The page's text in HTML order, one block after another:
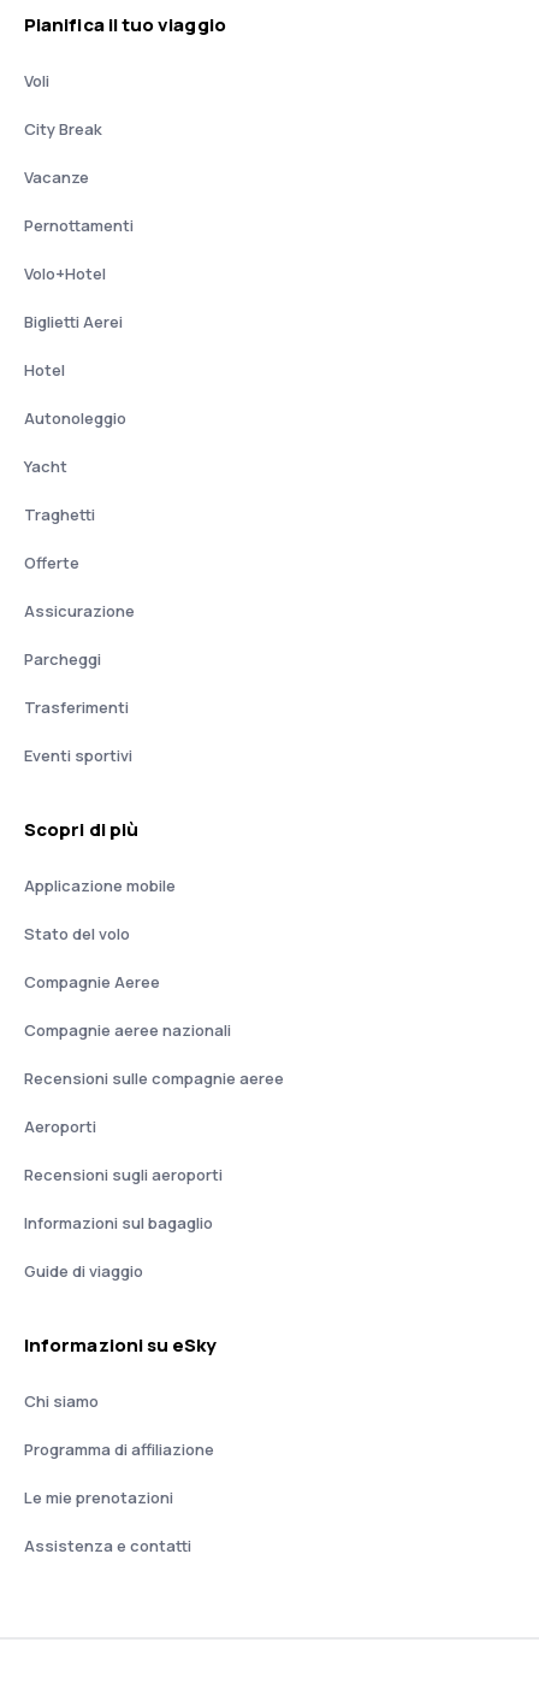
Pianifica il tuo viaggio
Voli
City Break
Vacanze
Pernottamenti
Volo+Hotel
Biglietti Aerei
Hotel
Autonoleggio
Yacht
Traghetti
Offerte
Assicurazione
Parcheggi
Trasferimenti
Eventi sportivi
Scopri di più
Applicazione mobile
Stato del volo
Compagnie Aeree
Compagnie aeree nazionali
Recensioni sulle compagnie aeree
Aeroporti
Recensioni sugli aeroporti
Informazioni sul bagaglio
Guide di viaggio
Informazioni su eSky
Chi siamo
Programma di affiliazione
Le mie prenotazioni
Assistenza e contatti